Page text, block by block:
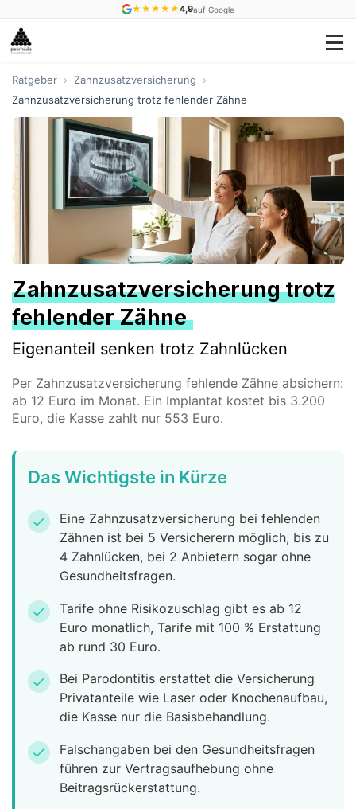
★ ★ ★ ★ ★4,9auf Google
Ratgeber › Zahnzusatzversicherung
›
Zahnzusatzversicherung trotz fehlender Zähne
Zahnzusatzversicherung trotz
fehlender Zähne
Eigenanteil senken trotz Zahnlücken
Per Zahnzusatzversicherung fehlende Zähne absichern:
ab 12 Euro im Monat. Ein Implantat kostet bis 3.200
Euro, die Kasse zahlt nur 553 Euro.
Das Wichtigste in Kürze
check
Eine Zahnzusatzversicherung bei fehlenden
Zähnen ist bei 5 Versicherern möglich, bis zu
4 Zahnlücken, bei 2 Anbietern sogar ohne
Gesundheitsfragen.
check
Tarife ohne Risikozuschlag gibt es ab 12
Euro monatlich, Tarife mit 100 % Erstattung
ab rund 30 Euro.
check
Bei Parodontitis erstattet die Versicherung
Privatanteile wie Laser oder Knochenaufbau,
die Kasse nur die Basisbehandlung.
check
Falschangaben bei den Gesundheitsfragen
führen zur Vertragsaufhebung ohne
Beitragsrückerstattung.